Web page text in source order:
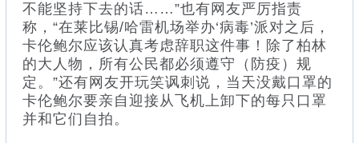
不能坚持下去的话……”也有网友严厉指责
称，“在莱比锡/哈雷机场举办‘病毒’派对之后，
卡伦鲍尔应该认真考虑辞职这件事！除了柏林
的大人物，所有公民都必须遵守（防疫）规
定。”还有网友开玩笑讽刺说，当天没戴口罩的
卡伦鲍尔要亲自迎接从飞机上卸下的每只口罩
并和它们自拍。